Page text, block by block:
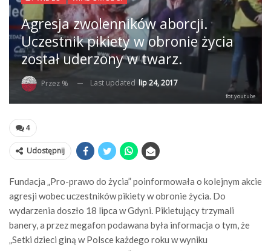
Agresja zwolenników aborcji.
Uczestnik pikiety w obronie życia
został uderzony w twarz.
Przez % Last updated lip 24, 2017
fot.youtube
4
Udostępnij
Fundacja „Pro-prawo do życia” poinformowała o kolejnym akcie
agresji wobec uczestników pikiety w obronie życia. Do
wydarzenia doszło 18 lipca w Gdyni. Pikietujący trzymali
banery, a przez megafon podawana była informacja o tym, że
„Setki dzieci giną w Polsce każdego roku w wyniku